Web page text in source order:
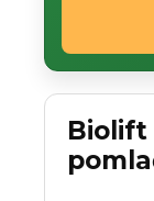
Biolift